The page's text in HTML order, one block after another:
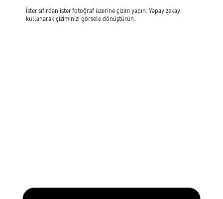
İster sıfırdan ister fotoğraf üzerine çizim yapın. Yapay zekayı
kullanarak çiziminizi görsele dönüştürün.